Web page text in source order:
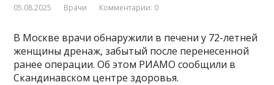
05.08.2025 Врачи Комментарии: 0
В Москве врачи обнаружили в печени у 72-летней
женщины дренаж, забытый после перенесенной
ранее операции. Об этом РИАМО сообщили в
Скандинавском центре здоровья.